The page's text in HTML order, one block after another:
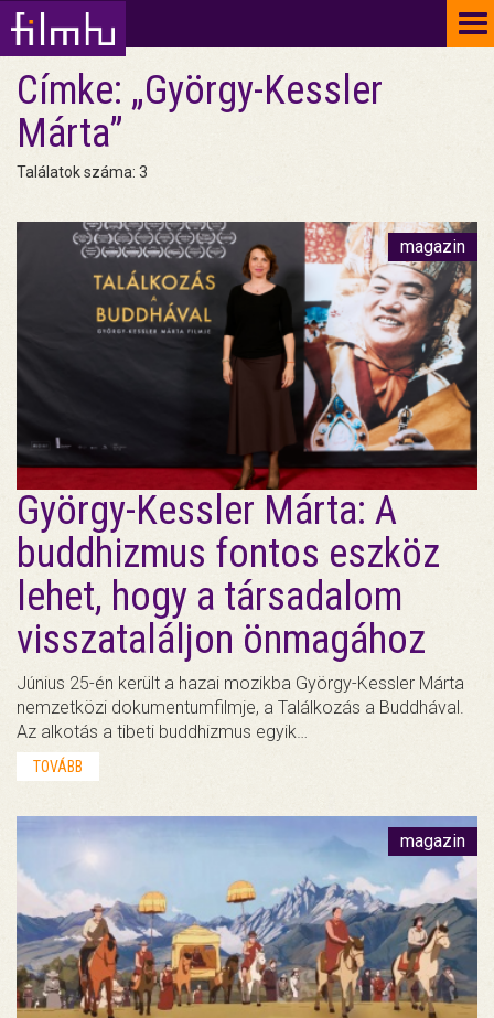
Címke: „György-Kessler
Márta”
Találatok száma: 3
magazin
György-Kessler Márta: A
buddhizmus fontos eszköz
lehet, hogy a társadalom
visszataláljon önmagához
Június 25-én került a hazai mozikba György-Kessler Márta
nemzetközi dokumentumfilmje, a Találkozás a Buddhával.
Az alkotás a tibeti buddhizmus egyik…
TOVÁBB
magazin